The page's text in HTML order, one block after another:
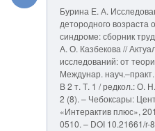
Бурина Е. А.
детородного возраста
синдроме: сборник
А. О. Казбекова //
исследований: от
Междунар.
В 2 т. Т. 1 / редкол.: О.
2 (8). – Чебоксары:
«Интерактив плюс»,
0510. – DOI 10.21661/r-